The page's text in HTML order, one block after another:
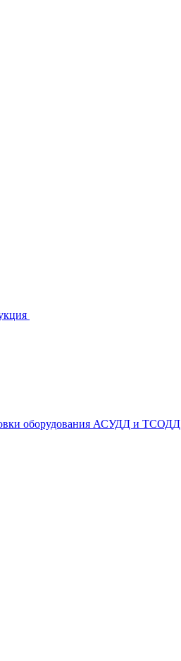
оборудования АСУДД и ТСОДД